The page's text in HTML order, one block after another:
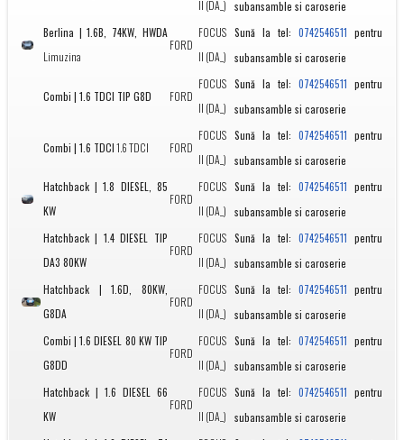
II (DA_) subansamble si caroserie
Berlina | 1.6B, 74KW, HWDA
Limuzina
FORD
FOCUS
II (DA_)
Sună la tel: 0742546511 pentru
subansamble si caroserie
Combi | 1.6 TDCI TIP G8D FORD
FOCUS
II (DA_)
Sună la tel: 0742546511 pentru
subansamble si caroserie
Combi | 1.6 TDCI1.6 TDCI FORD
FOCUS
II (DA_)
Sună la tel: 0742546511 pentru
subansamble si caroserie
Hatchback | 1.8 DIESEL, 85
KW
FORD
FOCUS
II (DA_)
Sună la tel: 0742546511 pentru
subansamble si caroserie
Hatchback | 1.4 DIESEL TIP
DA3 80KW
FORD
FOCUS
II (DA_)
Sună la tel: 0742546511 pentru
subansamble si caroserie
Hatchback | 1.6D, 80KW,
G8DA
FORD
FOCUS
II (DA_)
Sună la tel: 0742546511 pentru
subansamble si caroserie
Combi | 1.6 DIESEL 80 KW TIP
G8DD
FORD
FOCUS
II (DA_)
Sună la tel: 0742546511 pentru
subansamble si caroserie
Hatchback | 1.6 DIESEL 66
KW
FORD
FOCUS
II (DA_)
Sună la tel: 0742546511 pentru
subansamble si caroserie